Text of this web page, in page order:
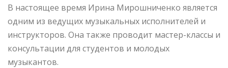
В настоящее время Ирина Мирошниченко является
одним из ведущих музыкальных исполнителей и
инструкторов. Она также проводит мастер-классы и
консультации для студентов и молодых
музыкантов.